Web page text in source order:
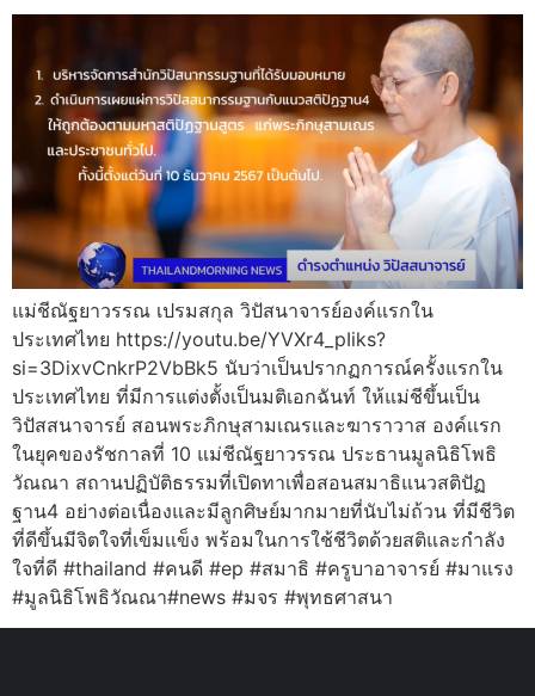
แม่ชีณัฐยาวรรณ เปรมสกุล วิปัสนาจารย์องค์แรกใน
ประเทศไทย https://youtu.be/YVXr4_pIiks?
si=3DixvCnkrP2VbBk5 นับว่าเป็นปรากฏการณ์ครั้งแรกใน
ประเทศไทย ที่มีการแต่งตั้งเป็นมติเอกฉันท์ ให้แม่ชีขึ้นเป็น
วิปัสสนาจารย์ สอนพระภิกษุสามเณรและฆาราวาส องค์เเรก
ในยุคของรัชกาลที่ 10 แม่ชีณัฐยาวรรณ ประธานมูลนิธิโพธิ
วัณณา สถานปฏิบัติธรรมที่เปิดทาเพื่อสอนสมาธิแนวสติปัฏ
ฐาน4 อย่างต่อเนื่องและมีลูกศิษย์มากมายที่นับไม่ถ้วน ที่มีชีวิต
ที่ดีขึ้นมีจิตใจที่เข็มเเข็ง พร้อมในการใช้ชีวิตด้วยสติและกำลัง
ใจที่ดี #thailand #คนดี #ep #สมาธิ #ครูบาอาจารย์ #มาแรง
#มูลนิธิโพธิวัณณา#news #มจร #พุทธศาสนา